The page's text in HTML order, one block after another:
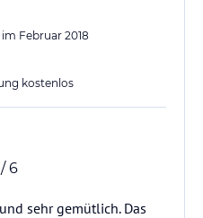
Februar 2018
kostenlos
/ 6
sehr gemütlich. Das